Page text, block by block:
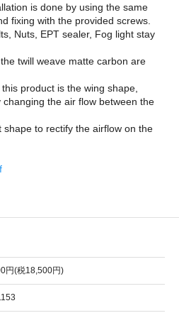
is done by using the same
fixing with the provided screws.
Nuts, EPT sealer, Fog light stay
twill weave matte carbon are
product is the wing shape,
the air flow between the
to rectify the airflow on the
円(税18,500円)